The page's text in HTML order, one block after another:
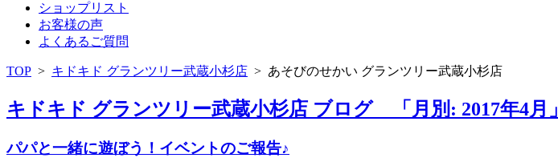
ショップリスト
お客様の声
よくあるご質問
TOP > キドキド グランツリー武蔵小杉店 > あそびのせかい グランツリー武蔵小杉店
キドキド グランツリー武蔵小杉店 ブログ 「月別: 2017年4月」
パパと一緒に遊ぼう！イベントのご報告♪